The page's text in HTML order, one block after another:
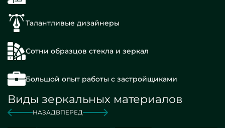
Талантливые дизайнеры
Сотни образцов стекла и зеркал
Большой опыт работы с застройщиками
Виды зеркальных материалов
НАЗАДВПЕРЕД